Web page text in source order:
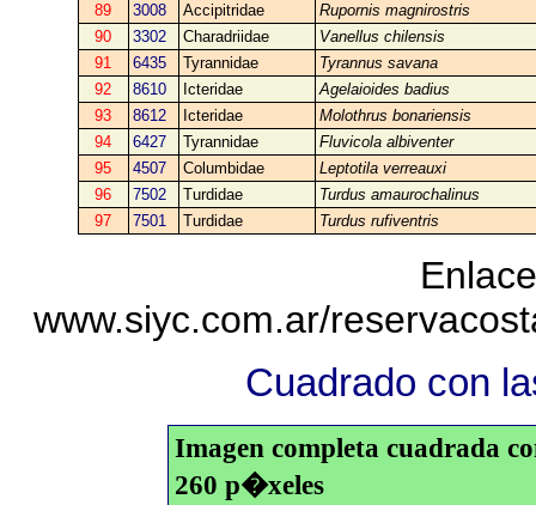
89
3008 Accipitridae
Rupornis magnirostris
90
3302 Charadriidae
Vanellus chilensis
91
6435 Tyrannidae
Tyrannus savana
92
8610 Icteridae
Agelaioides badius
93
8612 Icteridae
Molothrus bonariensis
94
6427 Tyrannidae
Fluvicola albiventer
95
4507 Columbidae
Leptotila verreauxi
96
7502 Turdidae
Turdus amaurochalinus
97
7501 Turdidae Turdus rufiventris
www.siyc.com.ar/
Cuadrado con
Imagen completa cuadrada
260 p�xeles